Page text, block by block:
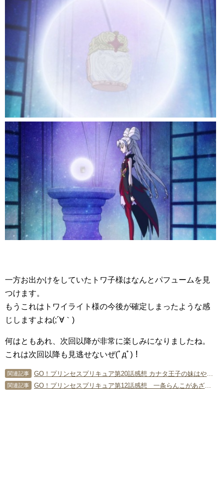
一方お出かけをしていたトワ子様はなんとパフュームを見
つけます。
もうこれはトワイライト様の今後が確定しまったような感
じしますよね(;´∀｀)
何はともあれ、次回以降が非常に楽しみになりましたね。
これは次回以降も見逃せないぜ(ﾟдﾟ)！
関連記事 GO！プリンセスプリキュア第20話感想 カナタ王子の妹はやはりトワイライト様！
関連記事 GO！プリンセスプリキュア第12話感想 一条らんこがあざと可愛い！